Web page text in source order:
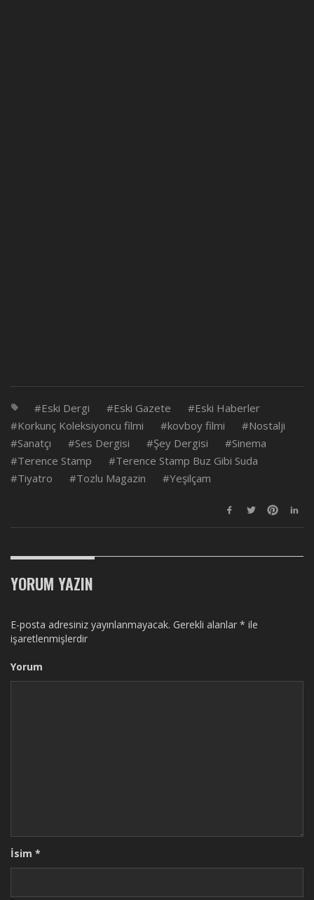
Eski Dergi Eski Gazete
Eski Haberler
Korkunç Koleksiyoncu filmi
kovboy filmi
Nostalji
Sanatçı
Ses Dergisi Şey Dergisi
Sinema
Terence Stamp
Terence Stamp Buz Gibi Suda
Tiyatro
Tozlu Magazin Yeşilçam
YORUM YAZIN
E-posta adresiniz yayınlanmayacak. Gerekli alanlar * ile
işaretlenmişlerdir
Yorum
İsim *